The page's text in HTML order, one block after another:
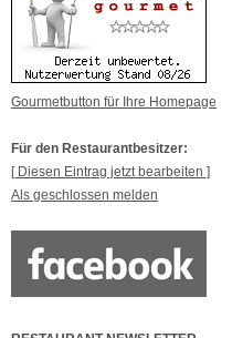
Gourmetbutton für Ihre Homepage
Für den Restaurantbesitzer:
[ Diesen Eintrag jetzt bearbeiten ]
Als geschlossen melden